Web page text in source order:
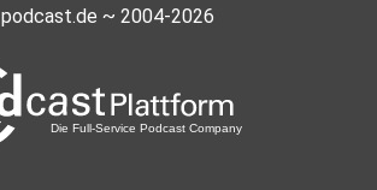
podcast.de ~ 2004-2026